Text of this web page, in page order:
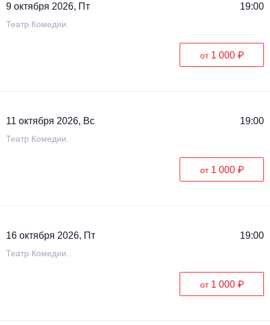
9 октября 2026, Пт 19:00
Театр Комедии.
от 1 000 ₽
11 октября 2026, Вс 19:00
Театр Комедии.
от 1 000 ₽
16 октября 2026, Пт 19:00
Театр Комедии.
от 1 000 ₽